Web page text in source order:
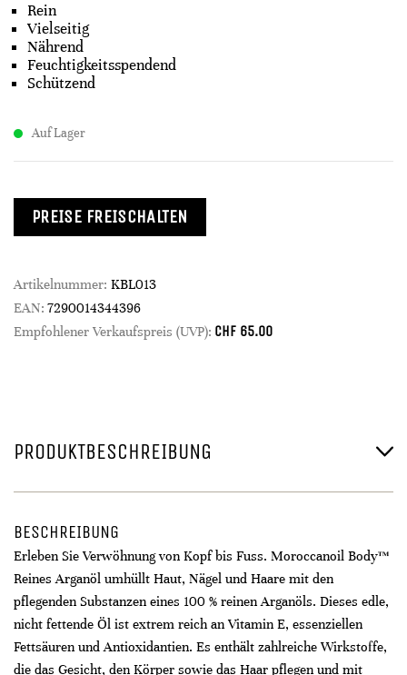
Rein
Vielseitig
Nährend
Feuchtigkeitsspendend
Schützend
Auf Lager
PREISE FREISCHALTEN
Artikelnummer: KBL013
EAN: 7290014344396
Empfohlener Verkaufspreis (UVP): CHF 65.00
PRODUKTBESCHREIBUNG
BESCHREIBUNG
Erleben Sie Verwöhnung von Kopf bis Fuss. Moroccanoil Body™
Reines Arganöl umhüllt Haut, Nägel und Haare mit den
pflegenden Substanzen eines 100 % reinen Arganöls. Dieses edle,
nicht fettende Öl ist extrem reich an Vitamin E, essenziellen
Fettsäuren und Antioxidantien. Es enthält zahlreiche Wirkstoffe,
die das Gesicht, den Körper sowie das Haar pflegen und mit